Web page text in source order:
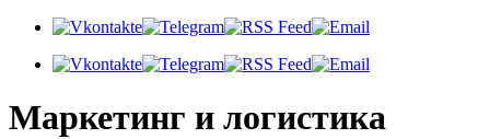
Маркетинг и логистика